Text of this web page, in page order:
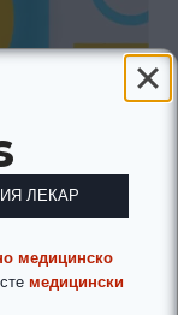
ЛЕКАР
медицинско
медицински